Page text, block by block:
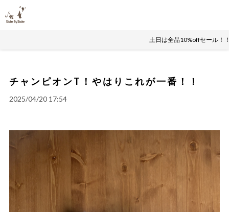
土日は全品10%offセール！
チャンピオンT！やはりこれが一番！！
2025/04/20 17:54